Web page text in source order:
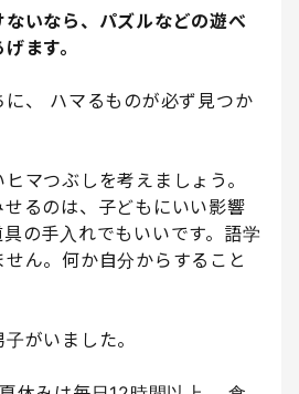
いなら、パズルなどの遊べ
ます。
に、 ハマるものが必ず見つか
マつぶしを考えましょう。
るのは、子どもにいい影響
の手入れでもいいです。語学
ん。何か自分からすること
がいました。